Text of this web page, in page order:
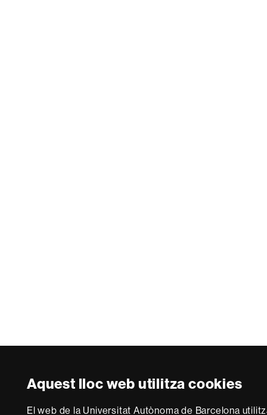
Aquest lloc web utilitza cookies
El web de la Universitat Autònoma de Barcelona